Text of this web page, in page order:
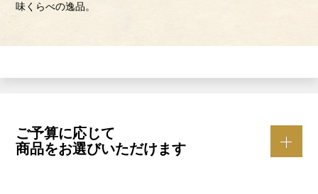
味くらべの逸品。
ご予算に応じて
商品をお選びいただけます